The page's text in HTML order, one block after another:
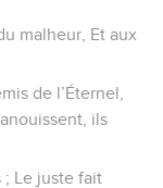
malheur, Et aux
de l’Éternel,
ils
; Le juste fait